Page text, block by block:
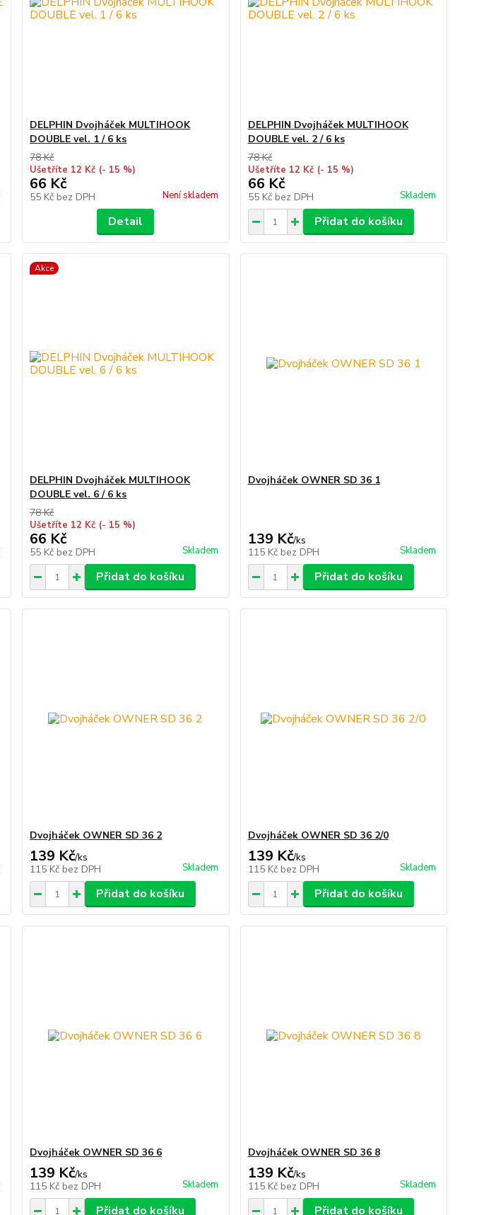
DELPHIN Dvojháček MULTIHOOK
DOUBLE vel. 1 / 6 ks
78 Kč
Ušetříte 12 Kč (- 15 %)
66 Kč
55 Kč bez DPH Není skladem
Detail
DELPHIN Dvojháček MULTIHOOK
DOUBLE vel. 2 / 6 ks
78 Kč
Ušetříte 12 Kč (- 15 %)
66 Kč
55 Kč bez DPH Skladem
Přidat do košíku
Akce
DELPHIN Dvojháček MULTIHOOK
DOUBLE vel. 6 / 6 ks
78 Kč
Ušetříte 12 Kč (- 15 %)
66 Kč
55 Kč bez DPH Skladem
Přidat do košíku
Dvojháček OWNER SD 36 1
139 Kč/ks
115 Kč bez DPH Skladem
Přidat do košíku
Dvojháček OWNER SD 36 2
139 Kč/ks
115 Kč bez DPH Skladem
Přidat do košíku
Dvojháček OWNER SD 36 2/0
139 Kč/ks
115 Kč bez DPH Skladem
Přidat do košíku
Dvojháček OWNER SD 36 6
139 Kč/ks
115 Kč bez DPH Skladem
Přidat do košíku
Dvojháček OWNER SD 36 8
139 Kč/ks
115 Kč bez DPH Skladem
Přidat do košíku